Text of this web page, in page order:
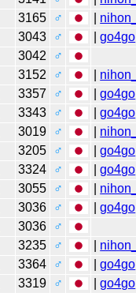
3165 ♂
3043 ♂ |go4go
3042
♂
3152 ♂
3357 ♂ |go4go
3343 ♂ |go4go
3019 ♂
3205 ♂ |go4go
3324 ♂ |go4go
3055 ♂
3036 ♂ |go4go
3036
♂
3235 ♂
3364 ♂ |go4go
3319 ♂ |go4go